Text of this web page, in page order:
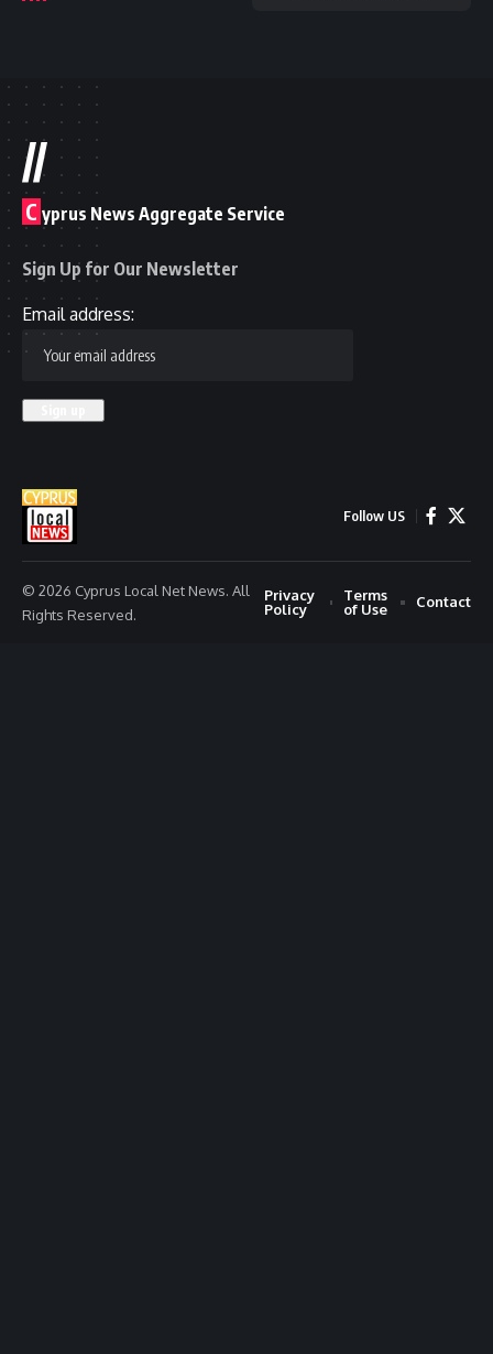
//
C yprus News Aggregate Service
Sign Up for Our Newsletter
Email address:
Follow US
© 2026 Cyprus Local Net News. All
Rights Reserved.
Privacy
Policy
Terms
of Use
Contact